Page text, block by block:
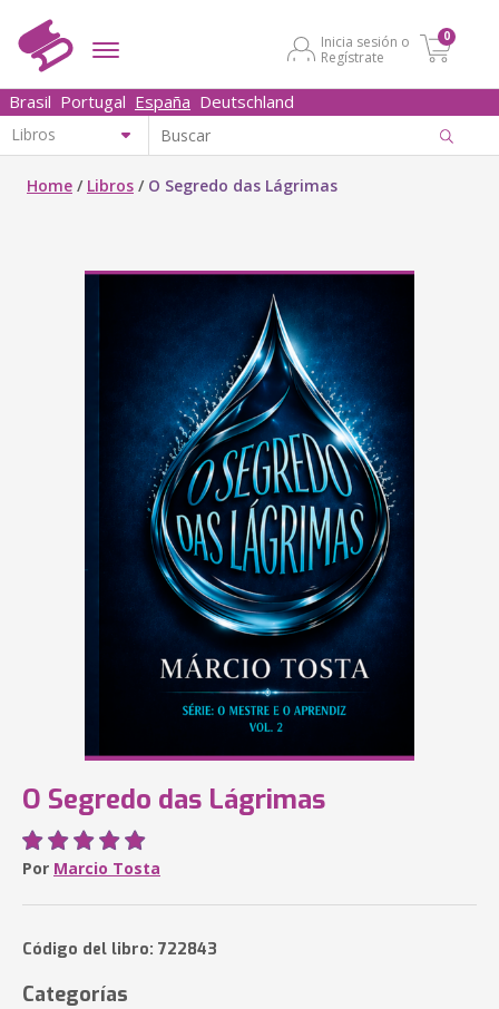
Inicia sesión o
Regístrate
0
Brasil Portugal España Deutschland
Home / Libros / O Segredo das Lágrimas
O Segredo das Lágrimas
Por Marcio Tosta
Código del libro: 722843
Categorías